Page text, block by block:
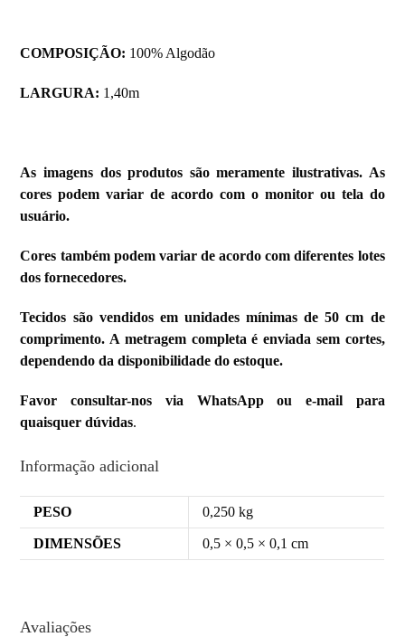
COMPOSIÇÃO: 100% Algodão
LARGURA: 1,40m
As imagens dos produtos são meramente ilustrativas. As
cores podem variar de acordo com o monitor ou tela do
usuário.
Cores também podem variar de acordo com diferentes lotes
dos fornecedores.
Tecidos são vendidos em unidades mínimas de 50 cm de
comprimento. A metragem completa é enviada sem cortes,
dependendo da disponibilidade do estoque.
Favor consultar-nos via WhatsApp ou e-mail para
quaisquer dúvidas.
Informação adicional
PESO 0,250 kg
DIMENSÕES 0,5 × 0,5 × 0,1 cm
Avaliações